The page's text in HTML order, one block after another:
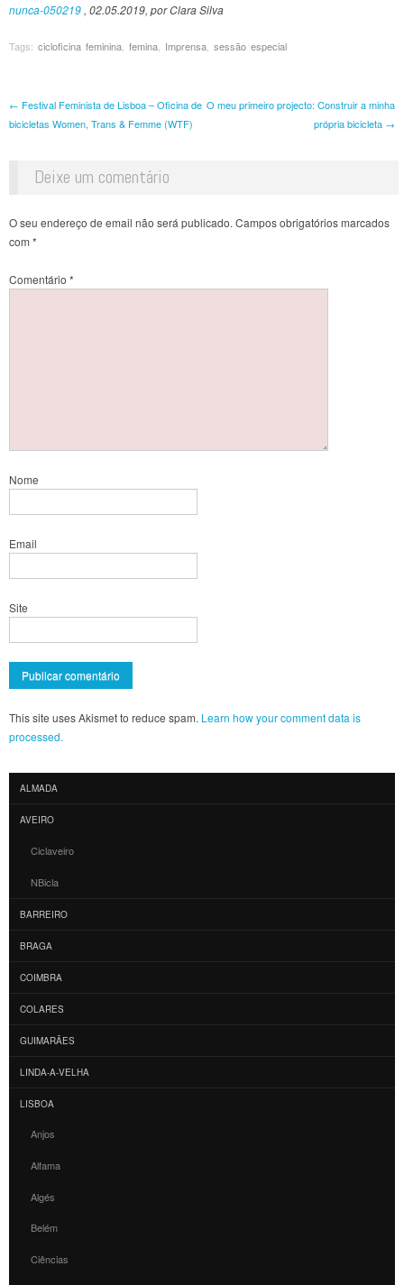
nunca-050219 , 02.05.2019, por Clara Silva
Tags: cicloficina feminina, femina, Imprensa, sessão especial
Post navigation
← Festival Feminista de Lisboa – Oficina de
bicicletas Women, Trans & Femme (WTF)
O meu primeiro projecto: Construir a minha
própria bicicleta →
Deixe um comentário
O seu endereço de email não será publicado. Campos obrigatórios marcados
com *
Comentário *
Nome
Email
Site
This site uses Akismet to reduce spam. Learn how your comment data is
processed.
ALMADA
AVEIRO
Ciclaveiro
NBicla
BARREIRO
BRAGA
COIMBRA
COLARES
GUIMARÃES
LINDA-A-VELHA
LISBOA
Anjos
Alfama
Algés
Belém
Ciências